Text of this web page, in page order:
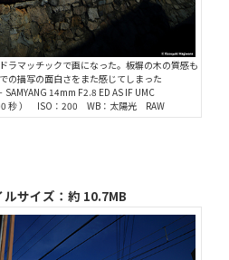
ラマッチックで画になった。板塀の木の質感も
の描写の面白さをまた感じてしまった
14mm F2.8 ED AS IF UMC
秒 ） ISO：200 WB：太陽光 RAW
サイズ：約 10.7MB